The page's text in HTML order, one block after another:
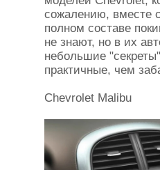
сожалению, вместе
полном составе
не знают, но в их
небольшие
практичные, чем
Chevrolet Malibu